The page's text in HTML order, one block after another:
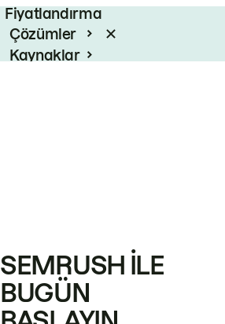
Fiyatlandırma
Çözümler
Kaynaklar
SEMRUSH ILE
BUGÜN